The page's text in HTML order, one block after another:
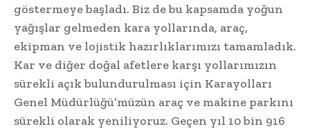
göstermeye başladı. Biz de bu kapsamda yoğun
yağışlar gelmeden kara yollarında, araç,
ekipman ve lojistik hazırlıklarımızı tamamladık.
Kar ve diğer doğal afetlere karşı yollarımızın
sürekli açık bulundurulması için Karayolları
Genel Müdürlüğü’müzün araç ve makine parkını
sürekli olarak yeniliyoruz. Geçen yıl 10 bin 916